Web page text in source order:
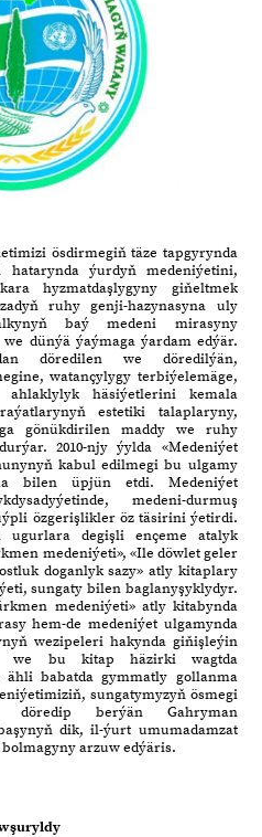
ösdirmegiň täze tapgyrynda
hatarynda ýurdyň medeniýetini,
hyzmatdaşlygyny giňeltmek
ruhy genji-hazynasyna uly
baý medeni mirasyny
dünýä ýaýmaga ýardam edýär.
döredilen we döredilýän,
watançylygy terbiýelemäge,
häsiýetlerini kemala
estetiki talaplaryny,
gönükdirilen maddy we ruhy
2010-njy ýylda «Medeniýet
kabul edilmegi bu ulgamy
bilen üpjün etdi. Medeniýet
medeni-durmuş
özgerişlikler öz täsirini ýetirdi.
ugurlara degişli ençeme atalyk
medeniýeti», «Ile döwlet geler
doganlyk sazy» atly kitaplary
sungaty bilen baglanyşyklydyr.
medeniýeti» atly kitabynda
hem-de medeniýet ulgamynda
wezipeleri hakynda giňişleýin
we bu kitap häzirki wagtda
babatda gymmatly gollanma
sungatymyzyň ösmegi
berýän Gahryman
dik, il-ýurt umumadamzat
arzuw edýäris.